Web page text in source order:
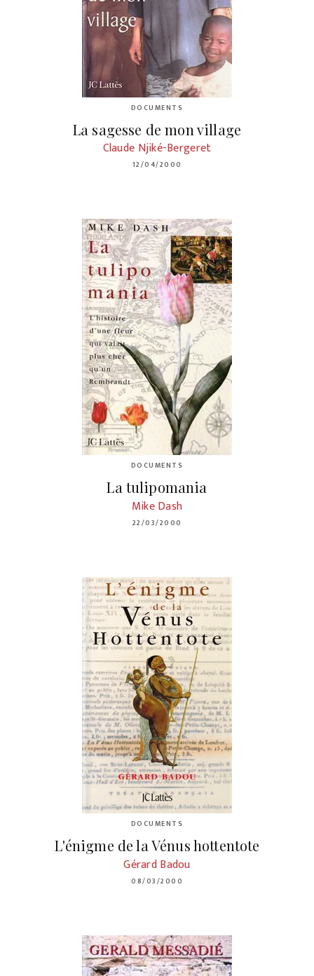
DOCUMENTS
La sagesse de mon village
Claude Njiké-Bergeret
12/04/2000
DOCUMENTS
La tulipomania
Mike Dash
22/03/2000
DOCUMENTS
L'énigme de la Vénus hottentote
Gérard Badou
08/03/2000